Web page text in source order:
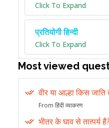
Click To Expand
प्रतियोगी हिन्दी
Click To Expand
Most viewed
वीर या आल्हा किस
From हिंदी व्याकरण
भीतर के घाव से तात्पर्य है?